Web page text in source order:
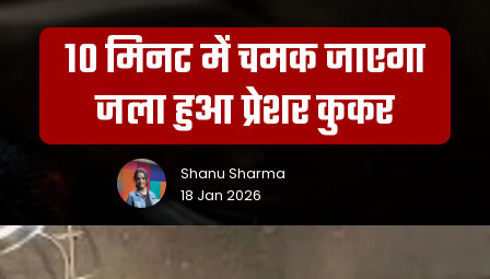
10 मिनट में चमक जाएगा
जला हुआ प्रेशर कुकर
Shanu Sharma
18 Jan 2026